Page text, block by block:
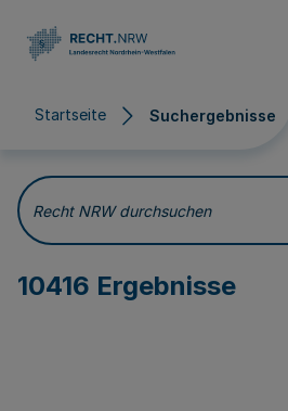
Startseite Suchergebnisse
Recht NRW durchsuchen
10416 Ergebnisse